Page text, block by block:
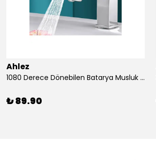
Ahlez
1080 Derece Dönebilen Batarya Musluk Başlığı Krom Batarya 2 Fonksiyonlu Musluk Başlığı
₺ 89.90